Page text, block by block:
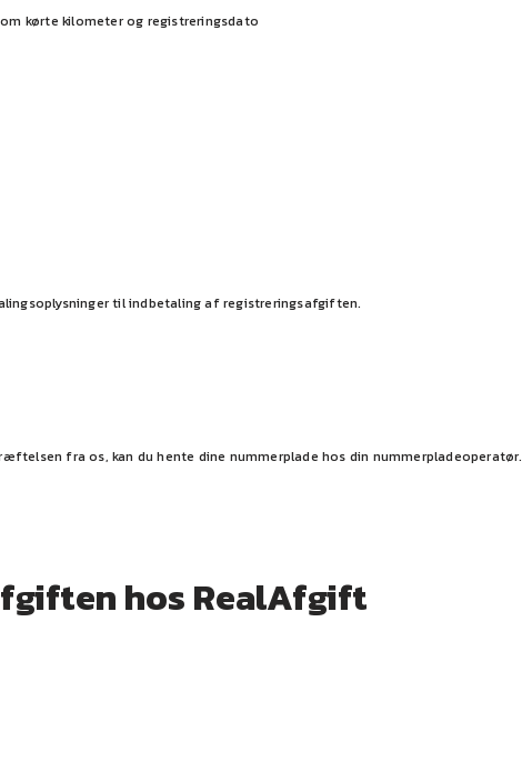
kørte kilometer og registreringsdato
til indbetaling af registreringsafgiften.
fra os, kan du hente dine nummerplade hos din nummerpladeoperatør.
hos RealAfgift